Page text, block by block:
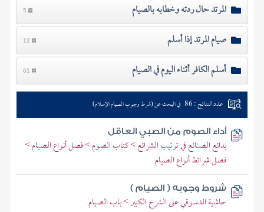
المرتد حال ردته وخطابه بالصيام 5
صيام المرتد إذا أسلم 12
أسلم الكافر أثناء اليوم في الصيام 61
عدد النتائج : 86 في البحث عن (شرط وجوب الصيام الإسلام)
أداء الصوم من الصبي العاقل
بدائع الصنائع في ترتيب الشرائع > كتاب الصوم > فصل أنواع الصيام >
فصل شرائط أنواع الصيام
شروط وجوبه ( الصيام )
حاشية الدسوقي على الشرح الكبير > باب الصيام